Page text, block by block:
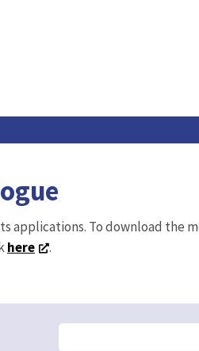
applications. To download the
here .